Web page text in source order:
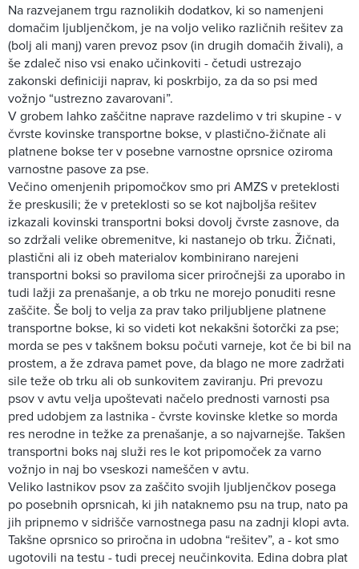
Na razvejanem trgu raznolikih dodatkov, ki so namenjeni
domačim ljubljenčkom, je na voljo veliko različnih rešitev za
(bolj ali manj) varen prevoz psov (in drugih domačih živali), a
še zdaleč niso vsi enako učinkoviti - četudi ustrezajo
zakonski definiciji naprav, ki poskrbijo, za da so psi med
vožnjo “ustrezno zavarovani”.
V grobem lahko zaščitne naprave razdelimo v tri skupine - v
čvrste kovinske transportne bokse, v plastično-žičnate ali
platnene bokse ter v posebne varnostne oprsnice oziroma
varnostne pasove za pse.
Večino omenjenih pripomočkov smo pri AMZS v preteklosti
že preskusili; že v preteklosti so se kot najboljša rešitev
izkazali kovinski transportni boksi dovolj čvrste zasnove, da
so zdržali velike obremenitve, ki nastanejo ob trku. Žičnati,
plastični ali iz obeh materialov kombinirano narejeni
transportni boksi so praviloma sicer priročnejši za uporabo in
tudi lažji za prenašanje, a ob trku ne morejo ponuditi resne
zaščite. Še bolj to velja za prav tako priljubljene platnene
transportne bokse, ki so videti kot nekakšni šotorčki za pse;
morda se pes v takšnem boksu počuti varneje, kot če bi bil na
prostem, a že zdrava pamet pove, da blago ne more zadržati
sile teže ob trku ali ob sunkovitem zaviranju. Pri prevozu
psov v avtu velja upoštevati načelo prednosti varnosti psa
pred udobjem za lastnika - čvrste kovinske kletke so morda
res nerodne in težke za prenašanje, a so najvarnejše. Takšen
transportni boks naj služi res le kot pripomoček za varno
vožnjo in naj bo vseskozi nameščen v avtu.
Veliko lastnikov psov za zaščito svojih ljubljenčkov posega
po posebnih oprsnicah, ki jih nataknemo psu na trup, nato pa
jih pripnemo v sidrišče varnostnega pasu na zadnji klopi avta.
Takšne oprsnico so priročna in udobna “rešitev”, a - kot smo
ugotovili na testu - tudi precej neučinkovita. Edina dobra plat